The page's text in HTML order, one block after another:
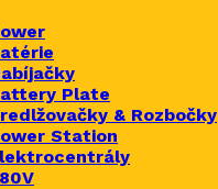
Plate
& Rozbočky
Station